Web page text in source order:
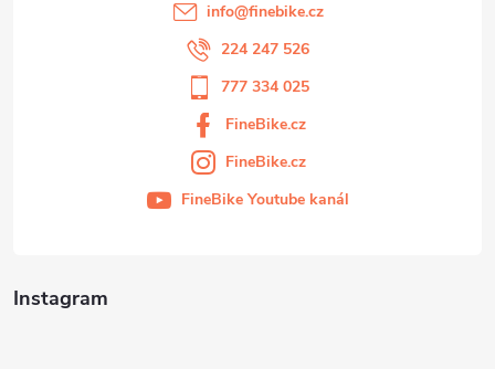
Instagram
info@finebike.cz
224 247 526
777 334 025
FineBike.cz
FineBike.cz
FineBike Youtube kanál